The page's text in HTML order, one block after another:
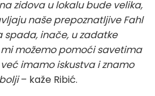
zidova u lokalu bude velika,
naše prepoznatljive Fahl
spada, inače, u zadatke
možemo pomoći savetima
imamo iskustva i znamo
– kaže Ribić.